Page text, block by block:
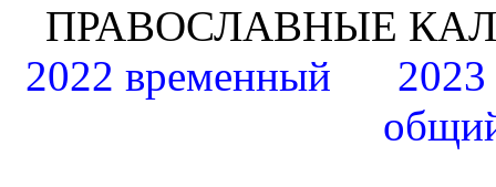
ПРАВОСЛАВНЫЕ
2022 временный